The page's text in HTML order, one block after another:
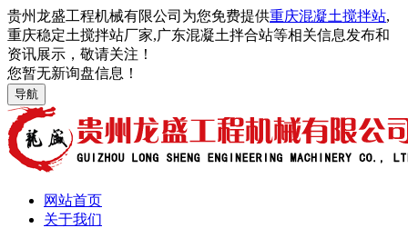
贵州龙盛工程机械有限公司为您免费提供重庆混凝土搅拌站,
重庆稳定土搅拌站厂家,广东混凝土拌合站等相关信息发布和
资讯展示，敬请关注！
您暂无新询盘信息！
导航
网站首页
关于我们